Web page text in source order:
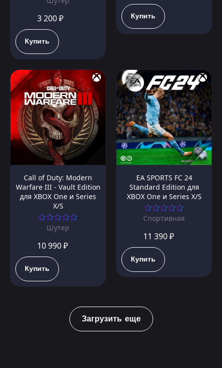
3 200 ₽
Купить
Купить
Call of Duty: Modern
Warfare III - Vault Edition
для XBOX One и Series
X/S
Шутер
10 990 ₽
Купить
EA SPORTS FC 24
Standard Edition для
XBOX One и Series X/S
Спортивная
11 390 ₽
Купить
Загрузить еще